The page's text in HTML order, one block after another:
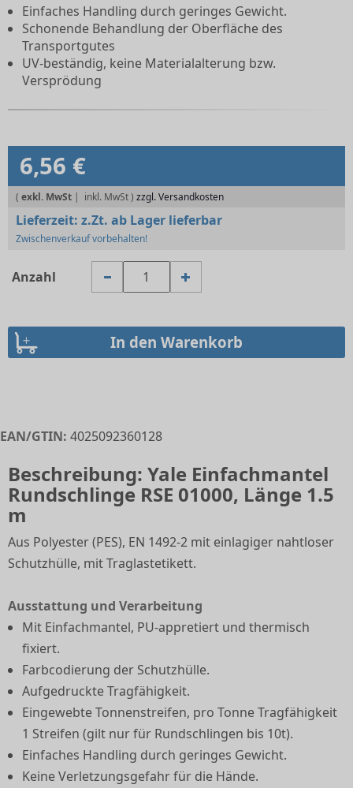
Einfaches Handling durch geringes Gewicht.
Schonende Behandlung der Oberfläche des
Transportgutes
UV-beständig, keine Materialalterung bzw.
Versprödung
6,56 €
( exkl. MwSt | zzgl. Versandkosten
Lieferzeit: z.Zt. ab Lager lieferbar
Zwischenverkauf vorbehalten!
Anzahl
EAN/GTIN: 4025092360128
Beschreibung: Yale Einfachmantel
Rundschlinge RSE 01000, Länge 1.5
m
Aus Polyester (PES), EN 1492-2 mit einlagiger nahtloser
Schutzhülle, mit Traglastetikett.
Ausstattung und Verarbeitung
Mit Einfachmantel, PU-appretiert und thermisch
fixiert.
Farbcodierung der Schutzhülle.
Aufgedruckte Tragfähigkeit.
Eingewebte Tonnenstreifen, pro Tonne Tragfähigkeit
1 Streifen (gilt nur für Rundschlingen bis 10t).
Einfaches Handling durch geringes Gewicht.
Keine Verletzungsgefahr für die Hände.